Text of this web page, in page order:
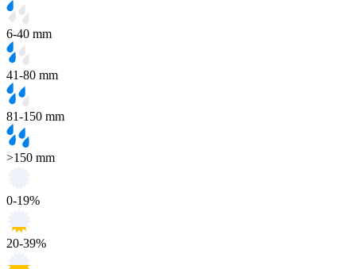
6-40 mm
41-80 mm
81-150 mm
>150 mm
0-19%
20-39%